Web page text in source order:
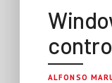
ALFONSO